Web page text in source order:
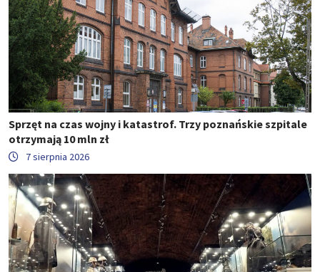
Sprzęt na czas wojny i katastrof. Trzy poznańskie szpitale
otrzymają 10 mln zł
7 sierpnia 2026